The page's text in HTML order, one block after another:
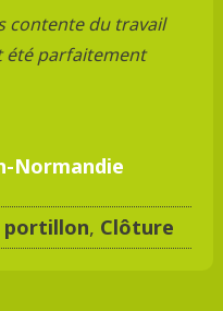
contente du travail
été parfaitement
Normandie
, Clôture